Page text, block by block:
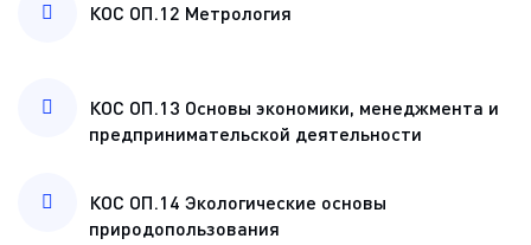
КОС ОП.12 Метрология
КОС ОП.13 Основы экономики, менеджмента и
предпринимательской деятельности
КОС ОП.14 Экологические основы
природопользования